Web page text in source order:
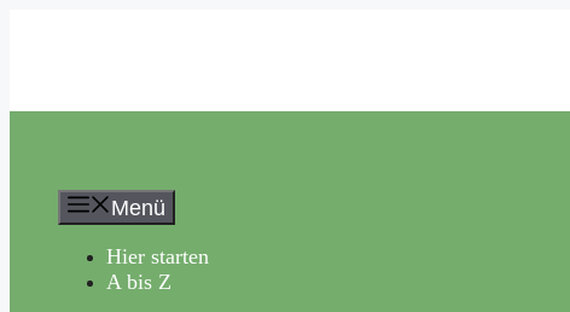
Menü
Hier starten
A bis Z